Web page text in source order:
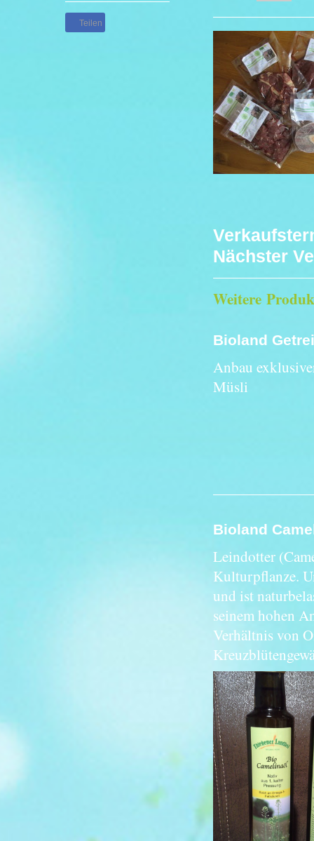
Nächster
Weitere
Bioland
Anbau
Müsli
Bioland
Leindotter
Kulturpflanze.
und ist
seinem hohen
Verhältnis von
Teilen